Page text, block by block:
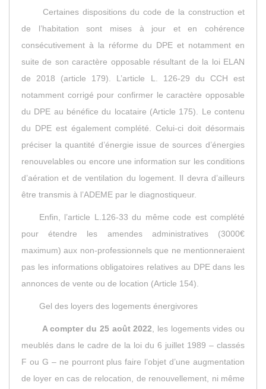
Certaines dispositions du code de la construction et
de l’habitation sont mises à jour et en cohérence
consécutivement à la réforme du DPE et notamment en
suite de son caractère opposable résultant de la loi ELAN
de 2018 (article 179). L’article L. 126-29 du CCH est
notamment corrigé pour confirmer le caractère opposable
du DPE au bénéfice du locataire (Article 175). Le contenu
du DPE est également complété. Celui-ci doit désormais
préciser la quantité d’énergie issue de sources d’énergies
renouvelables ou encore une information sur les conditions
d’aération et de ventilation du logement. Il devra d’ailleurs
être transmis à l’ADEME par le diagnostiqueur.
Enfin, l’article L.126-33 du même code est complété
pour étendre les amendes administratives (3000€
maximum) aux non-professionnels que ne mentionneraient
pas les informations obligatoires relatives au DPE dans les
annonces de vente ou de location (Article 154).
Gel des loyers des logements énergivores
A compter du 25 août 2022 , les logements vides ou
meublés dans le cadre de la loi du 6 juillet 1989 – classés
F ou G – ne pourront plus faire l’objet d’une augmentation
de loyer en cas de relocation, de renouvellement, ni même